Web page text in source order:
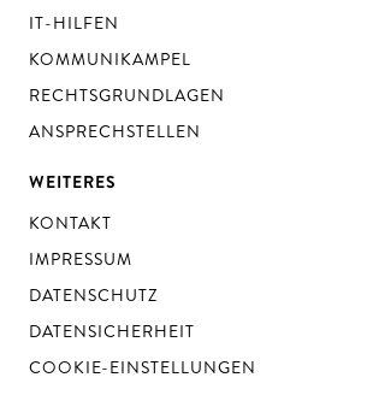
IT-HILFEN
KOMMUNIKAMPEL
RECHTSGRUNDLAGEN
ANSPRECHSTELLEN
WEITERES
KONTAKT
IMPRESSUM
DATENSCHUTZ
DATENSICHERHEIT
COOKIE-EINSTELLUNGEN